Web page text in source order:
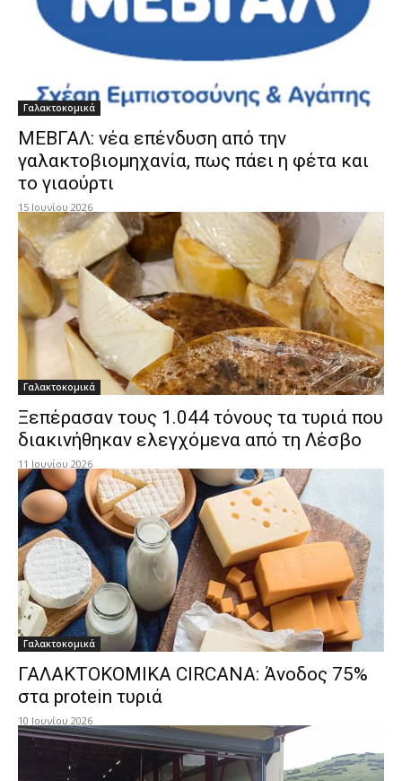
Γαλακτοκομικά
ΜΕΒΓΑΛ: νέα επένδυση από την
γαλακτοβιομηχανία, πως πάει η φέτα και
το γιαούρτι
15 Ιουνίου 2026
Γαλακτοκομικά
Ξεπέρασαν τους 1.044 τόνους τα τυριά που
διακινήθηκαν ελεγχόμενα από τη Λέσβο
11 Ιουνίου 2026
Γαλακτοκομικά
ΓΑΛΑΚΤΟΚΟΜΙΚΑ CIRCANA: Άνοδος 75%
στα protein τυριά
10 Ιουνίου 2026